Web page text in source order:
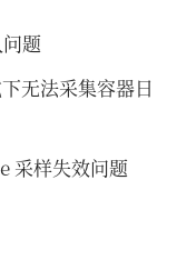
题
无法采集容器日
采样失效问题